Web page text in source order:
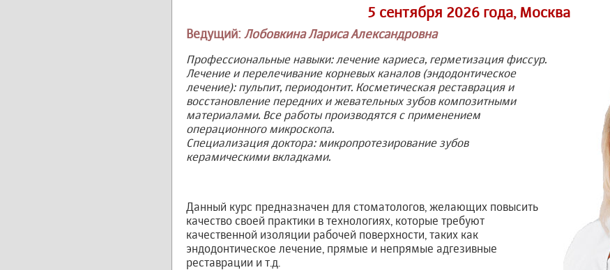
5 сентября 2026 года, Москва
Ведущий: Лобовкина Лариса Александровна
Профессиональные навыки: лечение кариеса, герметизация фиссур.
Лечение и перелечивание корневых каналов (эндодонтическое
лечение): пульпит, периодонтит. Косметическая реставрация и
восстановление передних и жевательных зубов композитными
материалами. Все работы производятся с применением
операционного микроскопа.
Специализация доктора: микропротезирование зубов
керамическими вкладками.
Данный курс предназначен для стоматологов, желающих повысить
качество своей практики в технологиях, которые требуют
качественной изоляции рабочей поверхности, таких как
эндодонтическое лечение, прямые и непрямые адгезивные
реставрации и т.д.